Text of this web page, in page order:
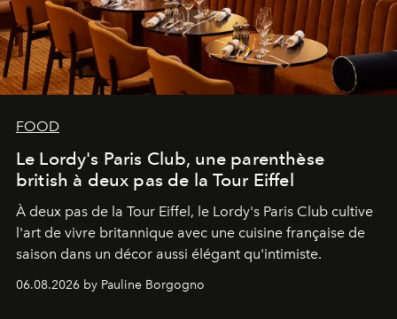
FOOD
Le Lordy's Paris Club, une parenthèse
british à deux pas de la Tour Eiffel
À deux pas de la Tour Eiffel, le Lordy's Paris Club cultive
l'art de vivre britannique avec une cuisine française de
saison dans un décor aussi élégant qu'intimiste.
06.08.2026 by Pauline Borgogno